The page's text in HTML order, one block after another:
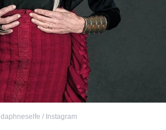
daphneselfe / Instagram